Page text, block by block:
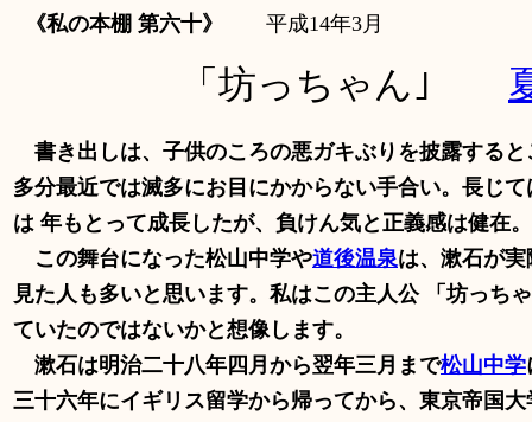
《私の本棚 第六十》 平成14年3月
「坊っちゃん｣
書き出しは、子供のころの悪ガキぶりを披露する
多分最近では滅多にお目にかからない手合い。長じ
は 年もとって成長したが、負けん気と正義感は健在
この舞台になった松山中学や道後温泉は、漱石が
見た人も多いと思います。私はこの主人公 「坊っち
ていたのではないかと想像します。
漱石は明治二十八年四月から翌年三月まで松山中学
三十六年にイギリス留学から帰ってから、東京帝国